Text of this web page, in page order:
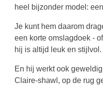
heel bijzonder model:
Je kunt hem daarom
een korte omslagdoek -
hij is altijd leuk en stijlvol.
En hij werkt ook
Claire-shawl, op de rug